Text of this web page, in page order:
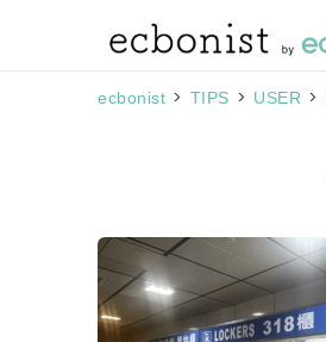
ecbonist > TIPS > USER >